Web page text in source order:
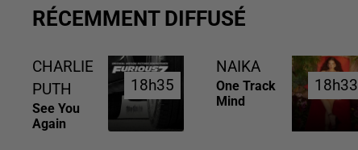
RÉCEMMENT DIFFUSÉ
CHARLIE
PUTH
See You
Again
18h35
18h35
NAIKA
One Track
Mind
18h33
18h33